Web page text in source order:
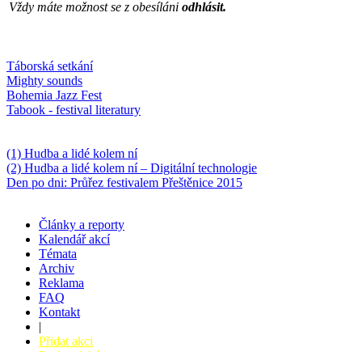
Vždy máte možnost se z obesíláni odhlásit.
Táborská setkání
Mighty sounds
Bohemia Jazz Fest
Tabook - festival literatury
(1) Hudba a lidé kolem ní
(2) Hudba a lidé kolem ní – Digitální technologie
Den po dni: Průřez festivalem Přeštěnice 2015
Články a reporty
Kalendář akcí
Témata
Archiv
Reklama
FAQ
Kontakt
|
Přidat akci